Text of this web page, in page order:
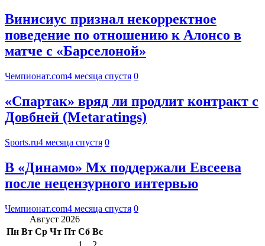
Винисиус признал некорректное
поведение по отношению к Алонсо в
матче с «Барселоной»
Чемпионат.com4 месяца спустя 0
«Спартак» вряд ли продлит контракт с
Довбней (Metaratings)
Sports.ru4 месяца спустя 0
В «Динамо» Мх поддержали Евсеева
после нецензурного интервью
Чемпионат.com4 месяца спустя 0
Август 2026
Пн Вт Ср Чт Пт Сб Вс